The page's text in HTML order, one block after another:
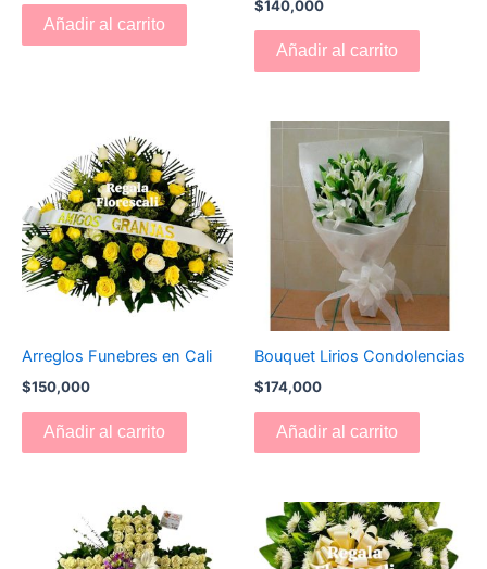
Añadir al carrito
$140,000
Añadir al carrito
Arreglos Funebres en Cali
$150,000
Añadir al carrito
Bouquet Lirios Condolencias
$174,000
Añadir al carrito